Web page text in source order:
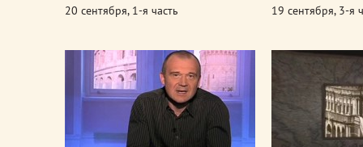
20 сентября, 1-я часть 19 сентября, 3-я